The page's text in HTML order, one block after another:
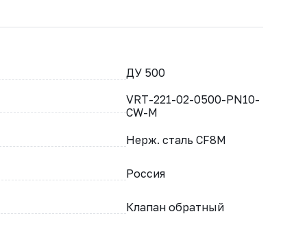
ДУ 500
VRT-221-02-0500-PN10-
CW-M
Нерж. сталь CF8M
Россия
Клапан обратный